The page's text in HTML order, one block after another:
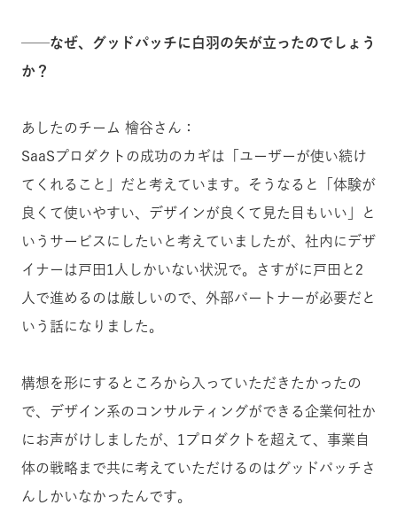
──なぜ、グッドパッチに白羽の矢が立ったのでしょう
か？
あしたのチーム 檜谷さん：
SaaSプロダクトの成功のカギは「ユーザーが使い続け
てくれること」だと考えています。そうなると「体験が
良くて使いやすい、デザインが良くて見た目もいい」と
いうサービスにしたいと考えていましたが、社内にデザ
イナーは戸田1人しかいない状況で。さすがに戸田と2
人で進めるのは厳しいので、外部パートナーが必要だと
いう話になりました。
構想を形にするところから入っていただきたかったの
で、デザイン系のコンサルティングができる企業何社か
にお声がけしましたが、1プロダクトを超えて、事業自
体の戦略まで共に考えていただけるのはグッドパッチさ
んしかいなかったんです。